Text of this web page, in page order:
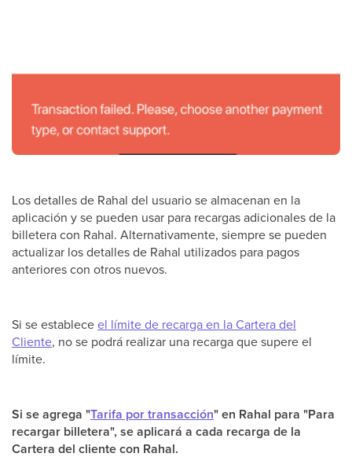
Los detalles de Rahal del usuario se almacenan en la
aplicación y se pueden usar para recargas adicionales de la
billetera con Rahal. Alternativamente, siempre se pueden
actualizar los detalles de Rahal utilizados para pagos
anteriores con otros nuevos.
Si se estableceel límite de recarga en la Cartera del
Cliente, no se podrá realizar una recarga que supere el
límite.
Si se agrega "Tarifa por transacción" en Rahal para "Para
recargar billetera", se aplicará a cada recarga de la
Cartera del cliente con Rahal.